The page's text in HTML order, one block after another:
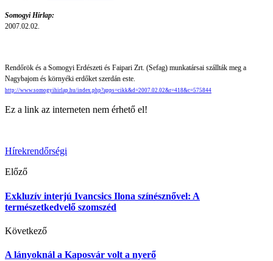
Somogyi Hírlap:
2007.02.02.
Rendőrök és a Somogyi Erdészeti és Faipari Zrt. (Sefag) munkatársai szállták meg a
Nagybajom és környéki erdőket szerdán este.
http://www.somogyihirlap.hu/index.php?apps=cikk&d=2007.02.02&r=418&c=575844
Ez a link az interneten nem érhető el!
Hírekrendőrségi
Előző
Exkluzív interjú Ivancsics Ilona színésznővel: A
természetkedvelő szomszéd
Következő
A lányoknál a Kaposvár volt a nyerő